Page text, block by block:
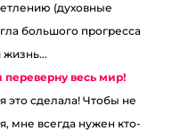
(духовные
большого прогресса
жизнь...
весь мир!
это сделала! Чтобы не
мне всегда нужен кто-